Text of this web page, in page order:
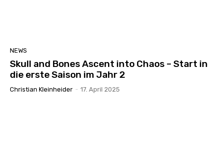
NEWS
Skull and Bones Ascent into Chaos – Start in
die erste Saison im Jahr 2
Christian Kleinheider - 17. April 2025